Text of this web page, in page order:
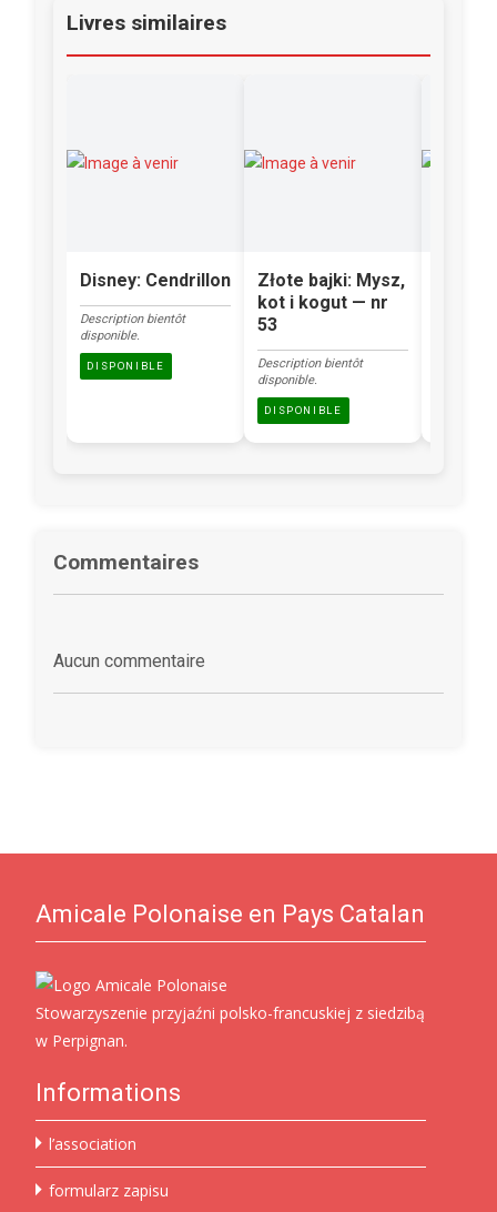
Livres similaires
Disney: Cendrillon
Description bientôt
disponible.
DISPONIBLE
Złote bajki: Mysz,
kot i kogut — nr
53
Description bientôt
disponible.
DISPONIBLE
Commentaires
Aucun commentaire
Amicale Polonaise en Pays Catalan
Stowarzyszenie przyjaźni polsko-francuskiej z siedzibą
w Perpignan.
Informations
l’association
formularz zapisu